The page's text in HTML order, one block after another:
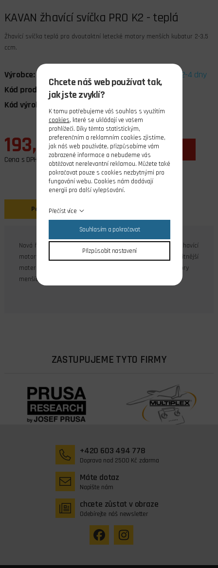
KAVAN žhavící svíčka PRO K2 - teplá
Žhavící svíčka teplá pro dvoutaktní letecké motory menších kubatur 2-3,5
ccm.
Výrobce:Kavan
dostupnost 2-4 dny
Kód produktu: 040578 Cena bez DPH:
159,50 Kč
Kód výrobce:
193,00 Kč
Cena s DPH
ks do košíku
Popis
Nová řada žhavících svíček Kavan pro modelářské letecké žhavící
motory. Při výrobě těchto svíček byly použity jen ty nejkvalitnější
materiály. Žhavící svíčka teplá pro dvoutaktní letecké motory
menších kubatur 2-3,5 ccm. Vyráběno v Evropě.
ZASTUPUJEME TYTO FIRMY
+420 603 494 778
Doprava nad 2500 Kč zdarma
Máte dotaz
Napište nám
chcete zůstat v obraze
Odebírejte náš newsletter
Chcete náš web používat tak,
jak jste zvyklí?
K tomu potřebujeme váš souhlas s využitím
cookies, které se ukládají ve vašem
prohlížeči. Díky těmto statistickým,
preferenčním a reklamním cookies zjistíme,
jak náš web používáte, přizpůsobíme vám
zobrazené informace a nebudeme vás
obtěžovat nerelevantní reklamou. Můžete také
pokračovat pouze s cookies nezbytnými pro
fungování webu. Cookies nám dodávají
energii pro další vylepšování.
Přečíst více
Souhlasím a pokračovat
Přizpůsobit nastavení